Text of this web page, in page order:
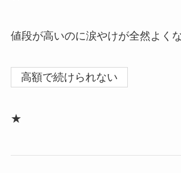
値段が高いのに涙やけが全然よく
高額で続けられない
★